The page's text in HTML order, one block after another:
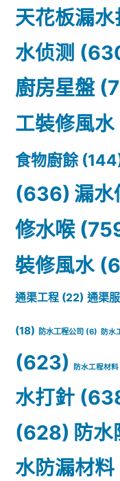
天花板漏水
水侦测
廚房星盤
工裝修風水
食物廚餘
(636) 漏水
修水喉
裝修風水
通渠工程 (22) 通渠
(18) 防水工程公司 (6) 防水
(623)
防水工程材料
水打針
(628) 防
水防漏材料